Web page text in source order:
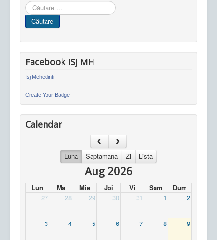
Cauta
in
site
Căutare
Facebook ISJ MH
Isj Mehedinti
Create Your Badge
Calendar
Luna Saptamana Zi Lista
Aug 2026
Lun Ma Mie Joi Vi Sam
Dum
27
28 29 30 31 1 2
3 4 5 6 7 8 9